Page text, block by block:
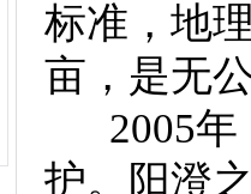
标准，地
亩，是无
2005年
护。阳澄